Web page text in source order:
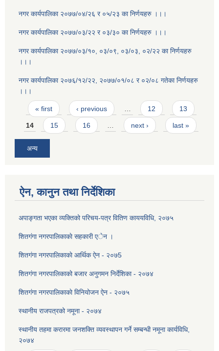
नगर कार्यपालिका २०७७/०४/२६ र ०५/२३ का निर्णयहरु ।।।
नगर कार्यपालिका २०७७/०३/२२ र ०३/३० का निर्णयहरु ।।।
नगर कार्यपालिका २०७७/०३/१०, ०३/०९, ०३/०३, ०२/२२ का निर्णयहरु
।।।
नगर कार्यपालिका २०७६/१२/२२, २०७७/०१/०८ र ०२/०८ गतेका निर्णयहरु
।।।
Pages
« first ‹ previous … 12 13
14 15 16 … next › last »
अन्य
ऐन, कानुन तथा निर्देशिका
अपाङ्गता भएका व्यक्तिको परिचय-पत्र वितिण काययविधि, २०७५
शितगंगा नगरपालिकाकाे सहकारी एेन ।
शितग‌ंगा नगरपालिकाकाे आर्थिक ऐन - २०७5
शितगंगा नगरपालिकाको बजार अनुगमन निर्देशिका - २०७४
शितग‌ंगा नगरपालिकाकाे विनियोजन ऐन - २०७५
स्थानीय राजपत्रको नमूना - २०७४
स्थानीय तहमा करारमा जनशक्ति व्यवस्थापन गर्ने सम्बन्धी नमूना कार्यविधि,
२०७४